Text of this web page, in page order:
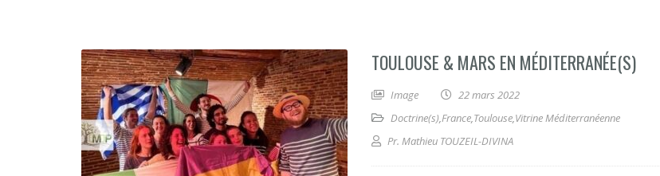
TOULOUSE & MARS EN MÉDITERRANÉE(S)
Image
22 mars 2022
Doctrine(s),France,Toulouse,Vitrine Méditerranéenne
Pr. Mathieu TOUZEIL-DIVINA